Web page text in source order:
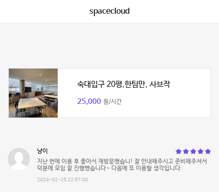
spacecloud
숙대입구 20평,한팀만, 사브작
25,000 원/시간
냥이
지난 번에 이용 후 좋아서 재방문했습니! 잘 안내해주시고 준비해주셔서
덕분에 모임 잘 진행했습니다~ 다음에 또 이용할 생각입니다.
2024-02-25 22:57:00